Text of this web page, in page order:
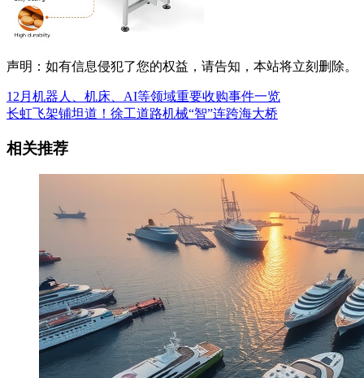
声明：如有信息侵犯了您的权益，请告知，本站将立刻删除。
12月机器人、机床、AI等领域重要收购事件一览
长虹飞架铺坦道！徐工道路机械“智”连跨海大桥
相关推荐